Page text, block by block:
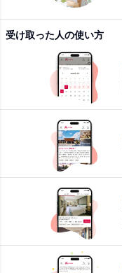
受け取った人の使い方